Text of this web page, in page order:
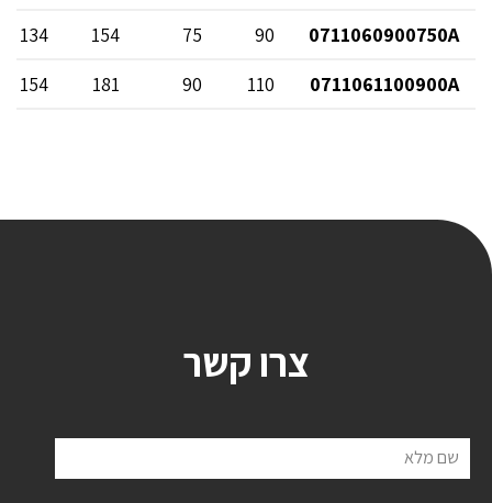
0711060900750A
90
75
154
134
0711061100900A
110
90
181
154
צרו קשר
שם מלא